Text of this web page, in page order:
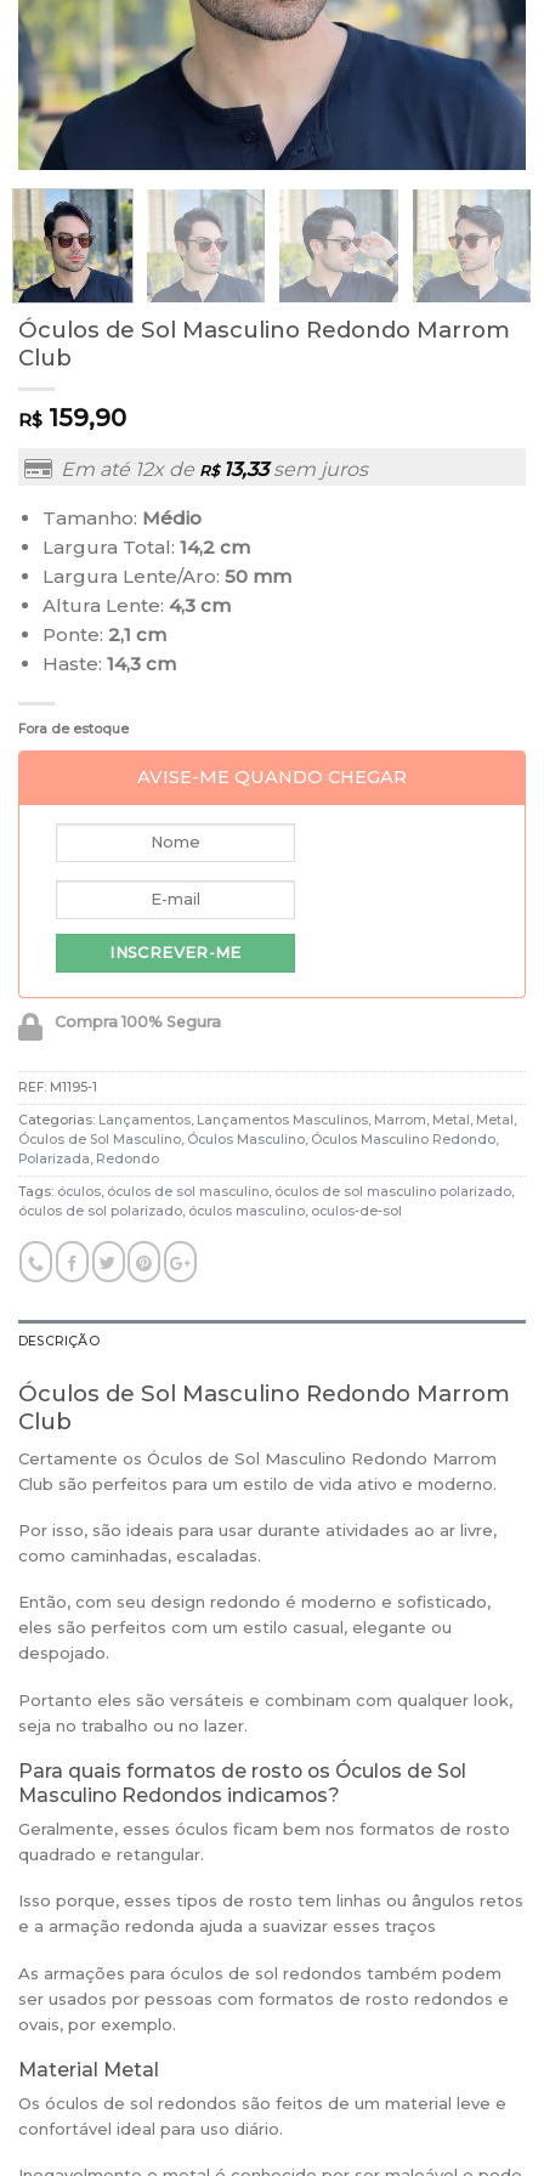
Óculos de Sol Masculino Redondo Marrom
Club
R$ 159,90
Em até 12x de R$13,33sem juros
Tamanho: Médio
Largura Total: 14,2 cm
Largura Lente/Aro: 50 mm
Altura Lente: 4,3 cm
Ponte: 2,1 cm
Haste: 14,3 cm
Fora de estoque
AVISE-ME QUANDO CHEGAR
Compra 100% Segura
REF: M1195-1
Categorias: Lançamentos, Lançamentos Masculinos, Marrom, Metal , Metal ,
Óculos de Sol Masculino, Óculos Masculino, Óculos Masculino Redondo,
Polarizada, Redondo
Tags: óculos, óculos de sol masculino, óculos de sol masculino polarizado,
óculos de sol polarizado, óculos masculino, oculos-de-sol
DESCRIÇÃO
Óculos de Sol Masculino Redondo Marrom
Club
Certamente os Óculos de Sol Masculino Redondo Marrom
Club são perfeitos para um estilo de vida ativo e moderno.
Por isso, são ideais para usar durante atividades ao ar livre,
como caminhadas, escaladas.
Então, com seu design redondo é moderno e sofisticado,
eles são perfeitos com um estilo casual, elegante ou
despojado.
Portanto eles são versáteis e combinam com qualquer look,
seja no trabalho ou no lazer.
Para quais formatos de rosto os Óculos de Sol
Masculino Redondos indicamos?
Geralmente, esses óculos ficam bem nos formatos de rosto
quadrado e retangular.
Isso porque, esses tipos de rosto tem linhas ou ângulos retos
e a armação redonda ajuda a suavizar esses traços
As armações para óculos de sol redondos também podem
ser usados por pessoas com formatos de rosto redondos e
ovais, por exemplo.
Material Metal
Os óculos de sol redondos são feitos de um material leve e
confortável ideal para uso diário.